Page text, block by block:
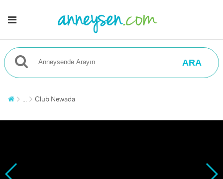
ARA
... Club Newada